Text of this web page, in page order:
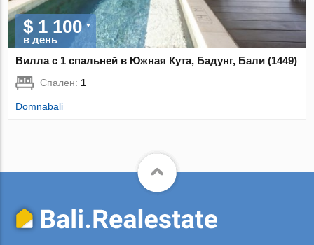
$ 1 100
в день
Вилла с 1 спальней в Южная Кута, Бадунг, Бали (1449)
Спален: 1
Domnabali